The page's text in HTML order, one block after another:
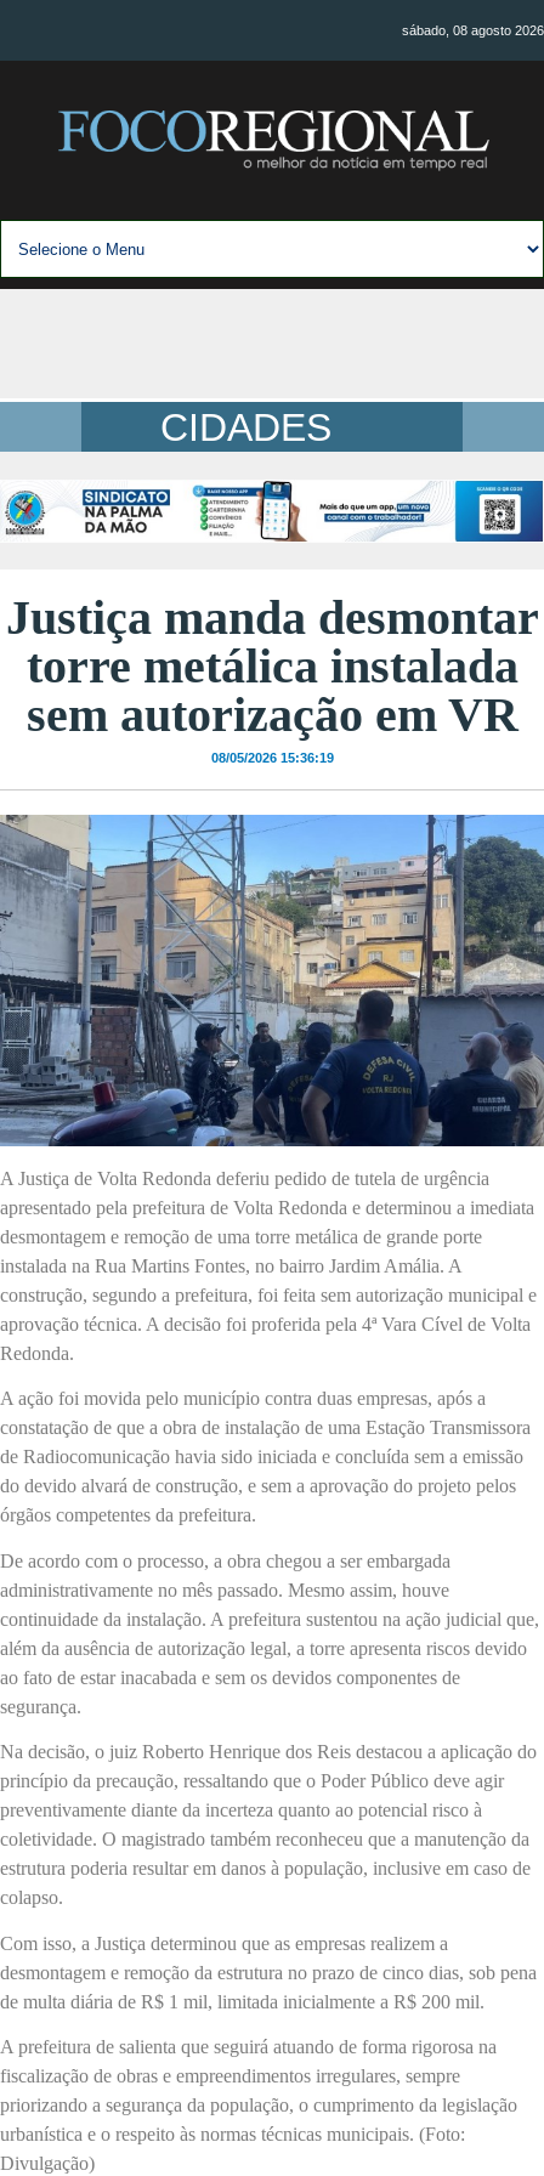
sábado, 08 agosto 2026
CIDADES
Justiça manda desmontar
torre metálica instalada
sem autorização em VR
08/05/2026 15:36:19
A Justiça de Volta Redonda deferiu pedido de tutela de urgência
apresentado pela prefeitura de Volta Redonda e determinou a imediata
desmontagem e remoção de uma torre metálica de grande porte
instalada na Rua Martins Fontes, no bairro Jardim Amália. A
construção, segundo a prefeitura, foi feita sem autorização municipal e
aprovação técnica. A decisão foi proferida pela 4ª Vara Cível de Volta
Redonda.
A ação foi movida pelo município contra duas empresas, após a
constatação de que a obra de instalação de uma Estação Transmissora
de Radiocomunicação havia sido iniciada e concluída sem a emissão
do devido alvará de construção, e sem a aprovação do projeto pelos
órgãos competentes da prefeitura.
De acordo com o processo, a obra chegou a ser embargada
administrativamente no mês passado. Mesmo assim, houve
continuidade da instalação. A prefeitura sustentou na ação judicial que,
além da ausência de autorização legal, a torre apresenta riscos devido
ao fato de estar inacabada e sem os devidos componentes de
segurança.
Na decisão, o juiz Roberto Henrique dos Reis destacou a aplicação do
princípio da precaução, ressaltando que o Poder Público deve agir
preventivamente diante da incerteza quanto ao potencial risco à
coletividade. O magistrado também reconheceu que a manutenção da
estrutura poderia resultar em danos à população, inclusive em caso de
colapso.
Com isso, a Justiça determinou que as empresas realizem a
desmontagem e remoção da estrutura no prazo de cinco dias, sob pena
de multa diária de R$ 1 mil, limitada inicialmente a R$ 200 mil.
A prefeitura de salienta que seguirá atuando de forma rigorosa na
fiscalização de obras e empreendimentos irregulares, sempre
priorizando a segurança da população, o cumprimento da legislação
urbanística e o respeito às normas técnicas municipais. (Foto:
Divulgação)